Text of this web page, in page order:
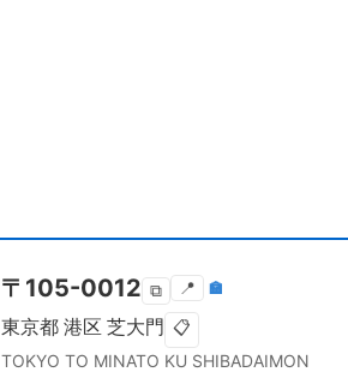
〒 105-0012 ⧉ 📍 🏣
東京都 港区 芝大門 📋
TOKYO TO MINATO KU SHIBADAIMON